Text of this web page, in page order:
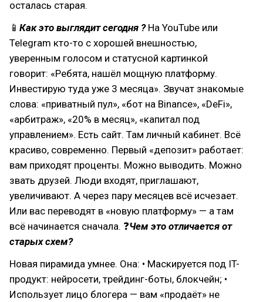
осталась старая.
📱 Как это выглядит сегодня ?На YouTube или
Telegram кто-то с хорошей внешностью,
уверенным голосом и статусной картинкой
говорит: «Ребята, нашёл мощную платформу.
Инвестирую туда уже 3 месяца». Звучат знакомые
слова: «приватный пул», «бот на Binance», «DeFi»,
«арбитраж», «20% в месяц», «капитал под
управлением». Есть сайт. Там личный кабинет. Всё
красиво, современно. Первый «депозит» работает:
вам приходят проценты. Можно выводить. Можно
звать друзей. Люди входят, приглашают,
увеличивают. А через пару месяцев всё исчезает.
Или вас переводят в «новую платформу» — а там
всё начинается сначала. ❓Чем это отличается от
старых схем?
Новая пирамида умнее. Она: • Маскируется под IT-
продукт: нейросети, трейдинг-боты, блокчейн; •
Использует лицо блогера — вам «продаёт» не